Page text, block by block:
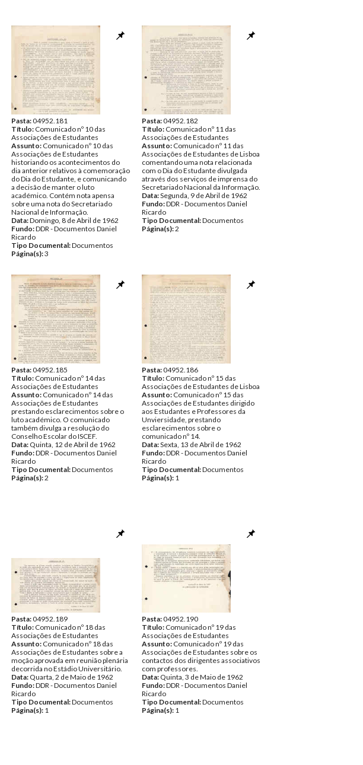
Pasta:04952.181
Título: Comunicado nº 10 das
Associações de Estudantes
Assunto: Comunicado nº 10 das
Associações de Estudantes
historiando os acontecimentos do
dia anterior relativos à comemoração
do Dia do Estudante, e comunicando
a decisão de manter o luto
académico. Contém nota apensa
sobre uma nota do Secretariado
Nacional de Informação.
Data:Domingo, 8 de Abril de 1962
Fundo:DDR - Documentos Daniel
Ricardo
Tipo Documental:Documentos
Página(s):3
Pasta:04952.182
Título: Comunicado nº 11 das
Associações de Estudantes
Assunto: Comunicado nº 11 das
Associações de Estudantes de Lisboa
comentando uma nota relacionada
com o Dia do Estudante divulgada
através dos serviços de imprensa do
Secretariado Nacional da Informação.
Data:Segunda, 9 de Abril de 1962
Fundo:DDR - Documentos Daniel
Ricardo
Tipo Documental:Documentos
Página(s):2
Pasta:04952.185
Título: Comunicado nº 14 das
Associações de Estudantes
Assunto: Comunicado nº 14 das
Associações de Estudantes
prestando esclarecimentos sobre o
luto académico. O comunicado
também divulga a resolução do
Conselho Escolar do ISCEF.
Data: Quinta, 12 de Abril de 1962
Fundo:DDR - Documentos Daniel
Ricardo
Tipo Documental:Documentos
Página(s):2
Pasta:04952.186
Título: Comunicado nº 15 das
Associações de Estudantes de Lisboa
Assunto: Comunicado nº 15 das
Associações de Estudantes dirigido
aos Estudantes e Professores da
Unviersidade, prestando
esclarecimentos sobre o
comunicado nº 14.
Data:Sexta, 13 de Abril de 1962
Fundo:DDR - Documentos Daniel
Ricardo
Tipo Documental:Documentos
Página(s): 1
Pasta:04952.189
Título: Comunicado nº 18 das
Associações de Estudantes
Assunto: Comunicado nº 18 das
Associações de Estudantes sobre a
moção aprovada em reunião plenária
decorrida no Estádio Universitário.
Data: Quarta, 2 de Maio de 1962
Fundo:DDR - Documentos Daniel
Ricardo
Tipo Documental:Documentos
Página(s): 1
Pasta:04952.190
Título: Comunicado nº 19 das
Associações de Estudantes
Assunto: Comunicado nº 19 das
Associações de Estudantes sobre os
contactos dos dirigentes associativos
com professores.
Data: Quinta, 3 de Maio de 1962
Fundo:DDR - Documentos Daniel
Ricardo
Tipo Documental:Documentos
Página(s): 1